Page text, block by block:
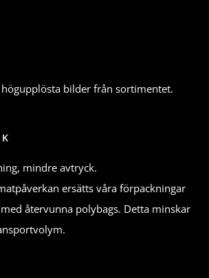
bilder från sortimentet.
mindre avtryck.
ersätts våra förpackningar
återvunna polybags. Detta minskar